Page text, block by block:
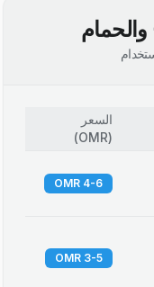
السعر
(
OMR
)
4-6 OMR
3-5 OMR